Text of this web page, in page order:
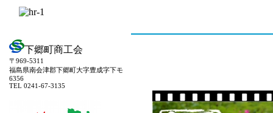
下郷町商工会
〒969-5311
福島県南会津郡下郷町大字豊成字下モ
6356
TEL 0241-67-3135